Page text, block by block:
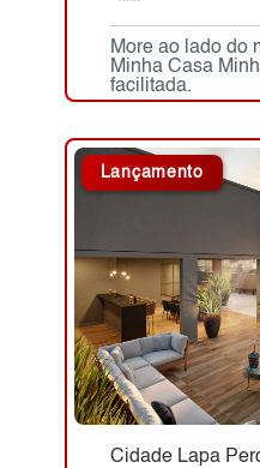
More ao lado do
Minha Casa
facilitada.
Lançamento
Cidade Lapa